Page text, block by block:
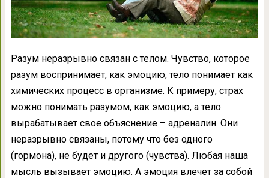
Разум неразрывно связан с телом. Чувство, которое
разум воспринимает, как эмоцию, тело понимает как
химических процесс в организме. К примеру, страх
можно понимать разумом, как эмоцию, а тело
вырабатывает свое объяснение – адреналин. Они
неразрывно связаны, потому что без одного
(гормона), не будет и другого (чувства). Любая наша
мысль вызывает эмоцию. А эмоция влечет за собой